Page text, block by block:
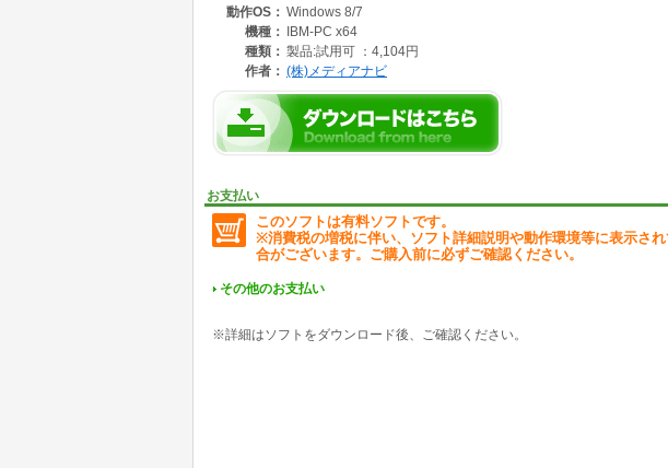
接続元に専用のソフトウェアをインストールせず、インターネットブラウザ
例えば、スマホ同士、スマホからタブレット、スマホから Mac へといった組
(但し、アップロードや複数ファイルの同時ダウンロード、サムネイルやプレ
【動作環境】
■対応OS:
日本語 Windows(R) 8.1 (32ビット版 / 64ビット版) / Windows(R) 8 (32ビット
版 / 64ビット版)
詳しくは以下URLを必ずご確認ください。
http://shop.vector.co.jp/service/catalogue/smacom/
動作OS： Windows 8/7
機種：
IBM-PC x64
種類： 製品:試用可 ：4,104円
作者： (株)メディアナビ
お支払い
このソフトは有料ソフトです。
※消費税の増税に伴い、ソフト詳細説明や動作環境等に表示さ
合がございます。ご購入前に必ずご確認ください。
その他のお支払い
※詳細はソフトをダウンロード後、ご確認ください。